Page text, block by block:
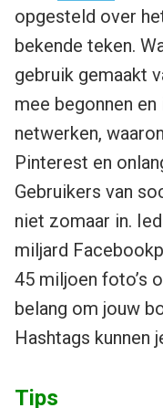
opgesteld over
bekende teken.
gebruik gemaakt
mee begonnen
netwerken,
Pinterest en
Gebruikers van
niet zomaar in.
miljard
45 miljoen foto’s
belang om jouw
Hashtags kunnen
Tips